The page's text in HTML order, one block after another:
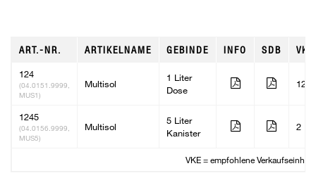
ART.-NR. ARTIKELNAME GEBINDE INFO SDB VKE
124
(04.0151.9999,
MUS1)
Multisol
1 Liter
Dose
12
1245
(04.0156.9999,
MUS5)
Multisol
5 Liter
Kanister
2
VKE = empfohlene Verkaufseinheit